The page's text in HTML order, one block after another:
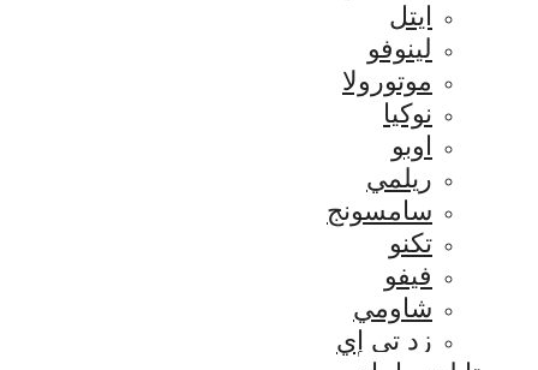
ايتل
لينوفو
موتورولا
نوكيا
اوبو
ريلمي
سامسونج
تكنو
فيفو
شاومي
زد تي إي